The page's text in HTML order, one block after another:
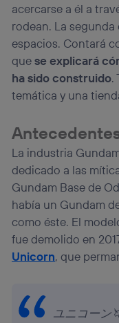
acercarse a él a
rodean. La
espacios. Contará
quese explicará
ha sido construido.
temática y una
La industria
dedicado a las
Gundam Base de
había un Gundam
como éste. El
fue demolido en
Unicorn, que
ユニコーン